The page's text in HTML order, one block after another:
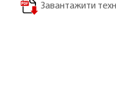
Завантажити